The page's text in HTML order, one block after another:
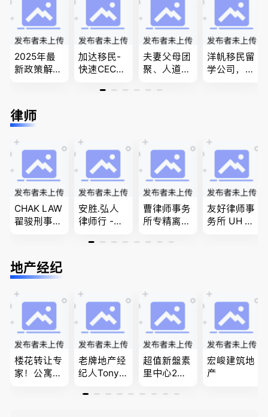
2025年最
新政策解
免费咨询各
类疑难签证
团聚，投资
移民以及各
类省提名和
技术移民
加达移民-
快速CEC&P
作机会 移
商业移民，
名校申请
夫妻父母团
聚、人道移
和工签 移
移民签证
、翻译和海
牙认证
洋帆移民留
学公司，精
民和魁北克
PEQ60472
08731
律师
CHAK LAW
翟骏刑事交
民事诉讼/
房产过户
安胜.弘人
律师行 -
最大的华人
律师、多语
种服务、高
效优质、助
您安心乐
业、胜劵稳
操)
曹律师事务
所专精离
婚前协议，
买卖
友好律师事
务所 UH LA
姻家庭、遗
嘱遗产
地产经纪
楼花转让专
家！公寓销
老牌地产经
纪人Tony L
经验买卖
超值新盤素
里中心2房1
級公寓，So
宏峻建筑地
产